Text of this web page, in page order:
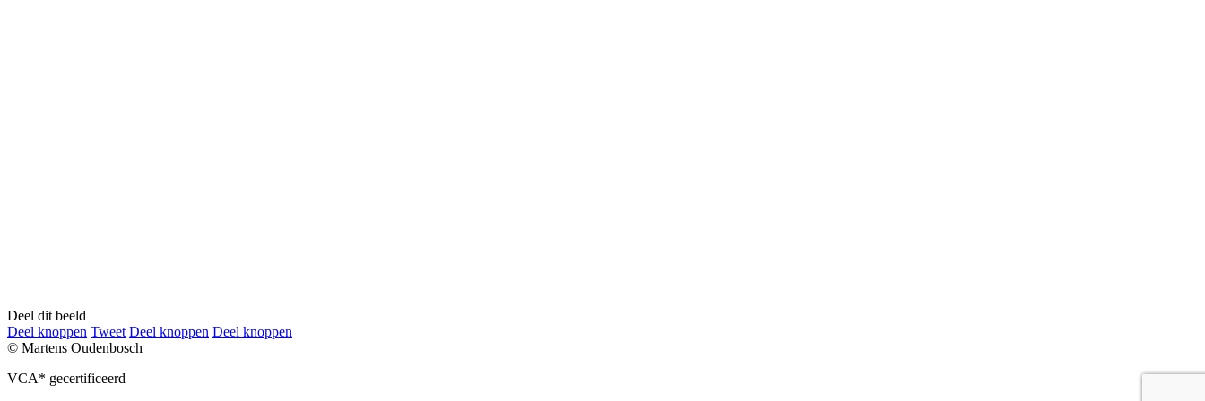
Deel dit beeld
Deel knoppen Deel
knoppen
TweetDeel
knoppen
Deel knoppen Deel
Deel knoppen
© Martens Oudenbosch
VCA* gecertificeerd